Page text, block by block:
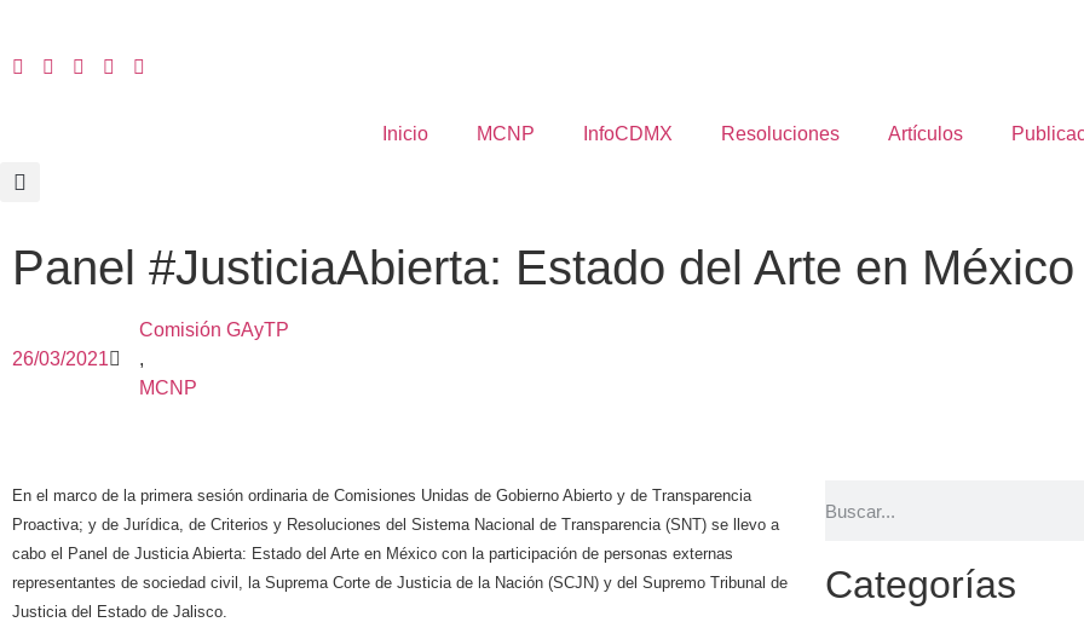
Inicio MCNP InfoCDMX Resoluciones Artículos
Panel #JusticiaAbierta: Estado del Arte en México
26/03/2021
Comisión GAyTP
,
MCNP
En el marco de la primera sesión ordinaria de Comisiones Unidas de Gobierno Abierto y de Transparencia
Proactiva; y de Jurídica, de Criterios y Resoluciones del Sistema Nacional de Transparencia (SNT) se llevo a
cabo el Panel de Justicia Abierta: Estado del Arte en México con la participación de personas externas
representantes de sociedad civil, la Suprema Corte de Justicia de la Nación (SCJN) y del Supremo Tribunal de
Justicia del Estado de Jalisco.
Categorías